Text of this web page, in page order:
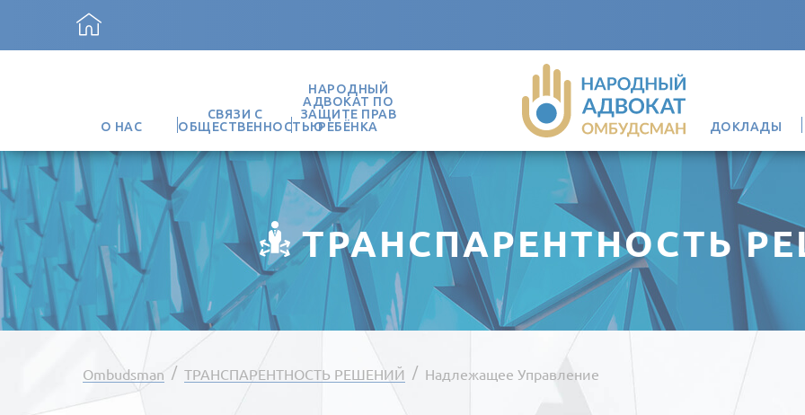
О НАС
СВЯЗИ С
ОБЩЕСТВЕННОСТЬЮ
НАРОДНЫЙ
АДВОКАТ ПО
ЗАЩИТЕ ПРАВ
РЕБЁНКА
ДОКЛАДЫ
ТРАНСПАРЕНТНОСТЬ
Ombudsman / ТРАНСПАРЕНТНОСТЬ РЕШЕНИЙ / Надлежащее Управление